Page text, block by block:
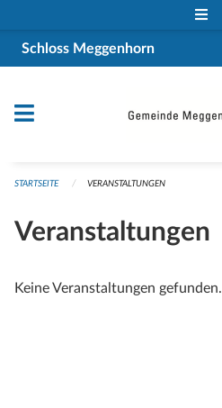
Schloss Meggenhorn
STARTSEITE VERANSTALTUNGEN
Veranstaltungen
Keine Veranstaltungen gefunden.